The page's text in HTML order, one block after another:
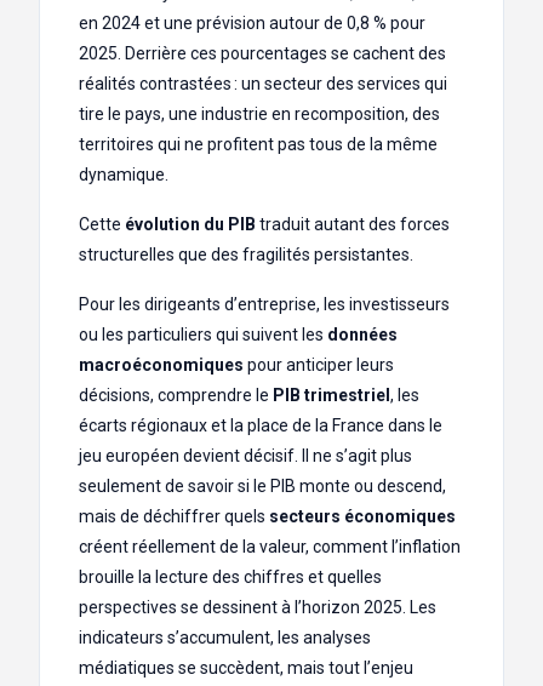
en 2024 et une prévision autour de 0,8 % pour
2025. Derrière ces pourcentages se cachent des
réalités contrastées : un secteur des services qui
tire le pays, une industrie en recomposition, des
territoires qui ne profitent pas tous de la même
dynamique.
Cette évolution du PIB traduit autant des forces
structurelles que des fragilités persistantes.
Pour les dirigeants d’entreprise, les investisseurs
ou les particuliers qui suivent les données
macroéconomiques pour anticiper leurs
décisions, comprendre le PIB trimestriel , les
écarts régionaux et la place de la France dans le
jeu européen devient décisif. Il ne s’agit plus
seulement de savoir si le PIB monte ou descend,
mais de déchiffrer quels secteurs économiques
créent réellement de la valeur, comment l’inflation
brouille la lecture des chiffres et quelles
perspectives se dessinent à l’horizon 2025. Les
indicateurs s’accumulent, les analyses
médiatiques se succèdent, mais tout l’enjeu